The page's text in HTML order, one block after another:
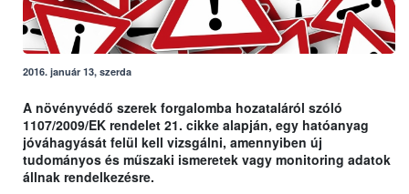
2016. január 13, szerda
A növényvédő szerek forgalomba hozataláról szóló
1107/2009/EK rendelet 21. cikke alapján, egy hatóanyag
jóváhagyását felül kell vizsgálni, amennyiben új
tudományos és műszaki ismeretek vagy monitoring adatok
állnak rendelkezésre.